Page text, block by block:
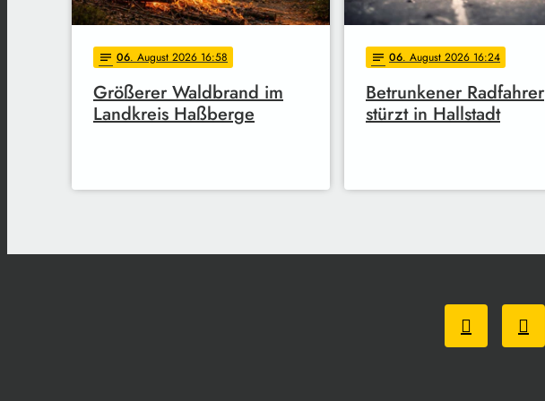
notes 06. August 2026 16:58
Größerer Waldbrand im
Landkreis Haßberge
notes 06. August 2026 16:24
Betrunkener Radfahrer
stürzt in Hallstadt